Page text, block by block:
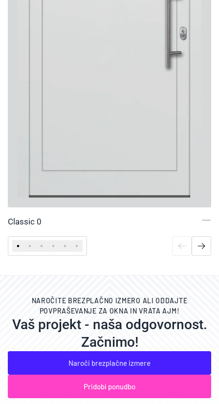
Classic 0
NAROČITE BREZPLAČNO IZMERO ALI ODDAJTE
POVPRAŠEVANJE ZA OKNA IN VRATA AJM!
Vaš projekt - naša odgovornost.
Začnimo!
Naroči brezplačne izmere
Pridobi ponudbo